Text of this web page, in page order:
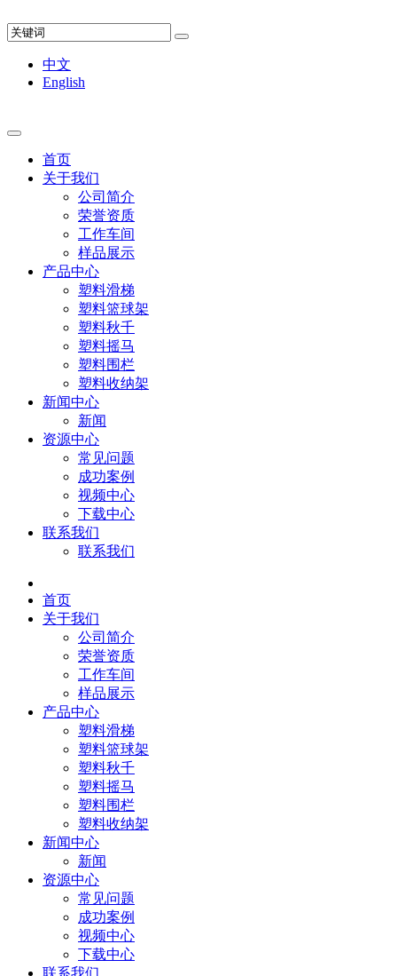
中文
English
首页
关于我们
公司简介
荣誉资质
工作车间
样品展示
产品中心
塑料滑梯
塑料篮球架
塑料秋千
塑料摇马
塑料围栏
塑料收纳架
新闻中心
新闻
资源中心
常见问题
成功案例
视频中心
下载中心
联系我们
联系我们
首页
关于我们
公司简介
荣誉资质
工作车间
样品展示
产品中心
塑料滑梯
塑料篮球架
塑料秋千
塑料摇马
塑料围栏
塑料收纳架
新闻中心
新闻
资源中心
常见问题
成功案例
视频中心
下载中心
联系我们